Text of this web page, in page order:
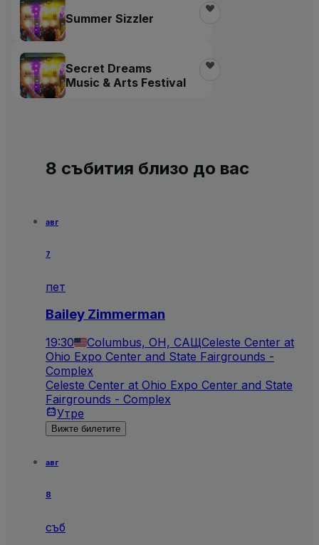
Summer Sizzler
Secret Dreams
Music & Arts Festival
8 събития близо до вас
авг
7
пет
Bailey Zimmerman
19:30 Columbus, OH, САЩCeleste Center at
Ohio Expo Center and State Fairgrounds -
Complex
Celeste Center at Ohio Expo Center and State
Fairgrounds - Complex
Утре
Вижте билетите
авг
8
съб